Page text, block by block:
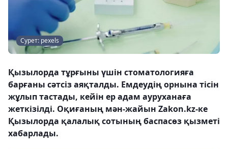
Сурет: pexels
Қызылорда тұрғыны үшін стоматологияға
барғаны сәтсіз аяқталды. Емдеудің орнына тісін
жұлып тастады, кейін ер адам ауруханаға
жеткізілді. Оқиғаның мән-жайын Zakon.kz-ке
Қызылорда қалалық сотының баспасөз қызметі
хабарлады.